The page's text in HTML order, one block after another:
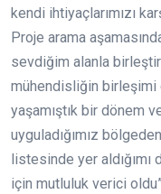
kendi ihtiyaçlarımızı
Proje arama
sevdiğim alanla
mühendisliğin birleşimi
yaşamıştık bir dönem
uyguladığımız
listesinde yer
için mutluluk verici